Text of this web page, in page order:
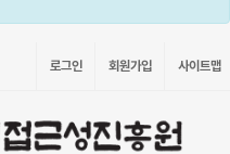
로그인 회원가입 사이트맵